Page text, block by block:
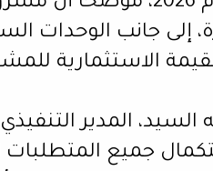
إلى جانب الوحدات
الاستثمارية
جميع المتطلبات